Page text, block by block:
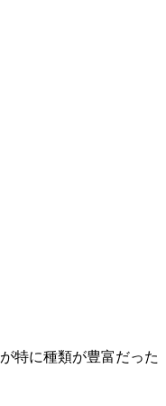
特に種類が豊富だった